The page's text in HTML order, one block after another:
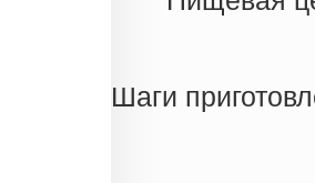
Белки
Шаги